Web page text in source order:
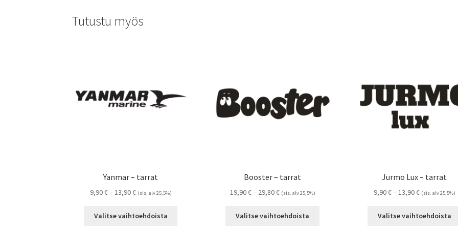
Tutustu myös
Yanmar – tarrat
9,90€– 13,90€Hintaluokka:
-
(sis. alv 25,5%)
Valitse vaihtoehdoista
Booster – tarrat
19,90€– 29,80€Hintaluokka:
-
(sis. alv 25,5%)
Valitse vaihtoehdoista
Jurmo Lux – tarrat
9,90€– 13,90€Hintaluokka:
-
(sis. alv 25,5%)
Valitse vaihtoehdoista